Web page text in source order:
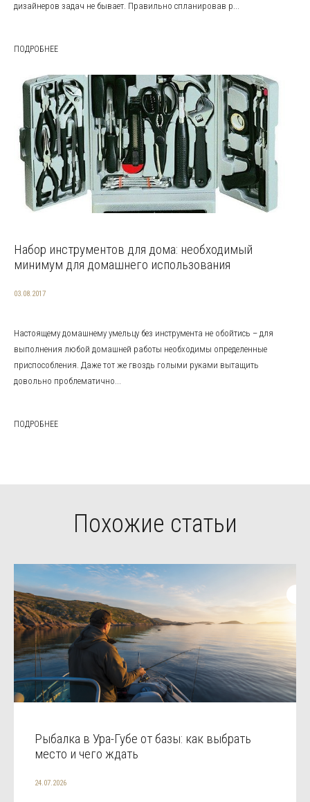
дизайнеров задач не бывает. Правильно спланировав р...
ПОДРОБНЕЕ
Набор инструментов для дома: необходимый
минимум для домашнего использования
03.08.2017
Настоящему домашнему умельцу без инструмента не обойтись – для
выполнения любой домашней работы необходимы определенные
приспособления. Даже тот же гвоздь голыми руками вытащить
довольно проблематично...
ПОДРОБНЕЕ
Похожие статьи
Рыбалка в Ура-Губе от базы: как выбрать
место и чего ждать
24.07.2026